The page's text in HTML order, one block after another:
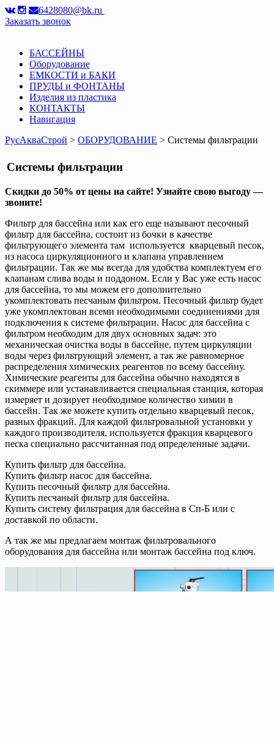
6428080@bk.ru
Заказать звонок
БАССЕЙНЫ
Оборудование
ЕМКОСТИ и БАКИ
ПРУДЫ и ФОНТАНЫ
Изделия из пластика
КОНТАКТЫ
Навигация
РусАкваСтрой > ОБОРУДОВАНИЕ > Системы фильтрации
Системы фильтрации
Скидки до 50% от цены на сайте! Узнайте свою выгоду —
звоните!
Фильтр для бассейна или как его еще называют песочный
фильтр для бассейна, состоит из бочки в качестве
фильтрующего элемента там используется кварцевый песок,
из насоса циркуляционного и клапана управлением
фильтрации. Так же мы всегда для удобства комплектуем его
клапанам слива воды и поддоном. Если у Вас уже есть насос
для бассейна, то мы можем его дополнительно
укомплектовать песчаным фильтром. Песочный фильтр будет
уже укомплектован всеми необходимыми соединениями для
подключения к системе фильтрации. Насос для бассейна с
фильтром необходим для двух основных задач: это
механическая очистка воды в бассейне, путем циркуляции
воды через фильтрующий элемент, а так же равномерное
распределения химических реагентов по всему бассейну.
Химические реагенты для бассейна обычно находятся в
скиммере или устанавливается специальная станция, которая
измеряет и дозирует необходимое количество химии в
бассейн. Так же можете купить отдельно кварцевый песок,
разных фракций. Для каждой фильтровальной установки у
каждого производителя, используется фракция кварцевого
песка специально рассчитанная под определенные задачи.
Купить фильтр для бассейна.
Купить фильтр насос для бассейна.
Купить песочный фильтр для бассейна.
Купить песчаный фильтр для бассейна.
Купить систему фильтрация для бассейна в Сп-Б или с
доставкой по области.
А так же мы предлагаем монтаж фильтровального
оборудования для бассейна или монтаж бассейна под ключ.